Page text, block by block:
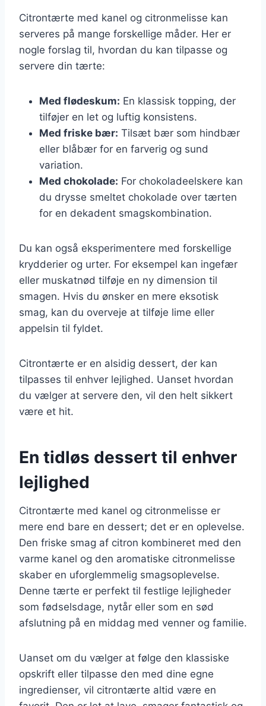
Citrontærte med kanel og citronmelisse kan
serveres på mange forskellige måder. Her er
nogle forslag til, hvordan du kan tilpasse og
servere din tærte:
Med flødeskum: En klassisk topping, der
tilføjer en let og luftig konsistens.
Med friske bær: Tilsæt bær som hindbær
eller blåbær for en farverig og sund
variation.
Med chokolade: For chokoladeelskere kan
du drysse smeltet chokolade over tærten
for en dekadent smagskombination.
Du kan også eksperimentere med forskellige
krydderier og urter. For eksempel kan ingefær
eller muskatnød tilføje en ny dimension til
smagen. Hvis du ønsker en mere eksotisk
smag, kan du overveje at tilføje lime eller
appelsin til fyldet.
Citrontærte er en alsidig dessert, der kan
tilpasses til enhver lejlighed. Uanset hvordan
du vælger at servere den, vil den helt sikkert
være et hit.
En tidløs dessert til enhver
lejlighed
Citrontærte med kanel og citronmelisse er
mere end bare en dessert; det er en oplevelse.
Den friske smag af citron kombineret med den
varme kanel og den aromatiske citronmelisse
skaber en uforglemmelig smagsoplevelse.
Denne tærte er perfekt til festlige lejligheder
som fødselsdage, nytår eller som en sød
afslutning på en middag med venner og familie.
Uanset om du vælger at følge den klassiske
opskrift eller tilpasse den med dine egne
ingredienser, vil citrontærte altid være en